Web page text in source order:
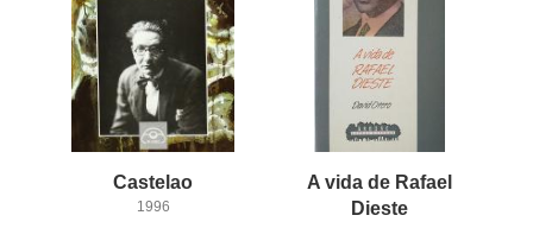
Castelao
1996
A vida de Rafael
Dieste